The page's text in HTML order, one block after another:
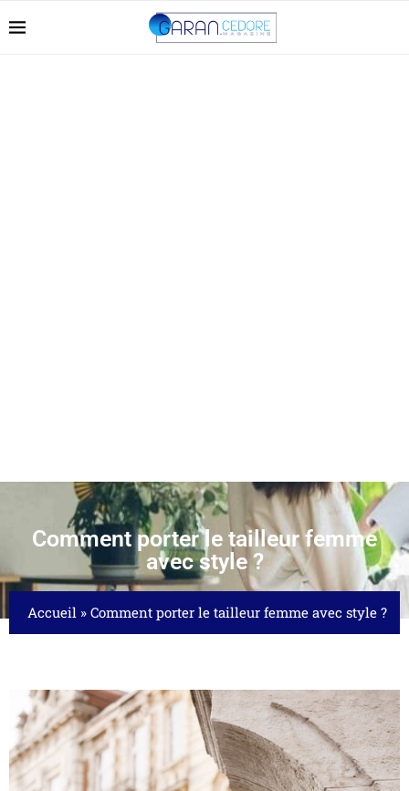
Comment porter le tailleur femme
avec style ?
Accueil » Comment porter le tailleur femme avec style ?